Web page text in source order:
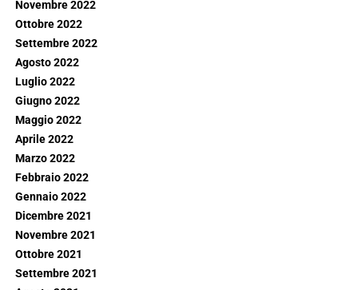
Novembre 2022
Ottobre 2022
Settembre 2022
Agosto 2022
Luglio 2022
Giugno 2022
Maggio 2022
Aprile 2022
Marzo 2022
Febbraio 2022
Gennaio 2022
Dicembre 2021
Novembre 2021
Ottobre 2021
Settembre 2021